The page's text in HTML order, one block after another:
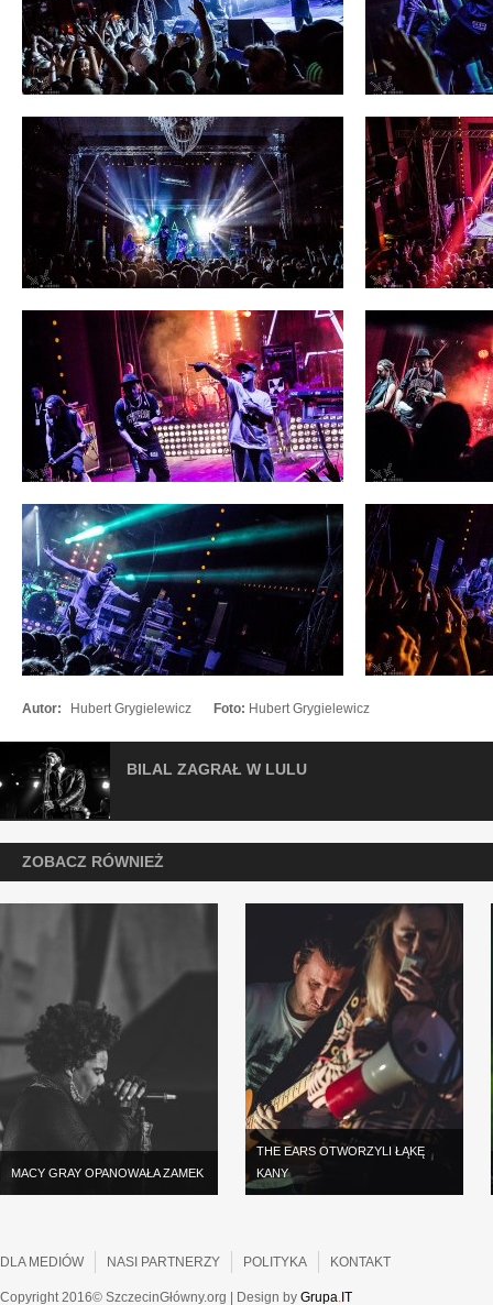
Autor: Hubert Grygielewicz Foto: Hubert Grygielewicz
BILAL ZAGRAŁ W LULU
ZOBACZ RÓWNIEŻ
MACY GRAY OPANOWAŁA ZAMEK
THE EARS OTWORZYLI ŁĄKĘ
KANY
DLA MEDIÓW NASI PARTNERZY POLITYKA KONTAKT
Copyright 2016© SzczecinGłówny.org | Design by Grupa. IT